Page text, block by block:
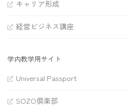
キャリア形成
経営ビジネス講座
学内教学用サイト
Universal Passport
SOZO倶楽部